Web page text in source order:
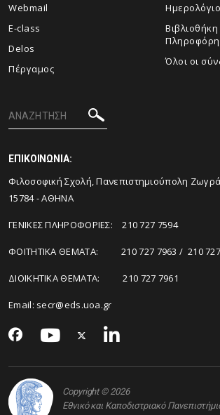
Webmail
E-class
Delos
Πέργαμος
Όλοι οι
ΕΠΙΚΟΙΝΩΝΙΑ:
Φιλοσοφική Σχολή, Πανεπιστημιούπολη
15784 - ΑΘΗΝΑ
ΓΕΝΙΚΕΣ ΠΛΗΡΟΦΟΡΙΕΣ: 210 727 7594
ΦΟΙΤΗΤΙΚΑ ΘΕΜΑΤΑ: 210 727 7963 / 210 727
ΔΙΟΙΚΗΤΙΚΑ ΘΕΜΑΤΑ: 210 727 7961
Email: secr@eds.uoa.gr
Copyright © 2026
Εθνικό και Καποδιστριακό